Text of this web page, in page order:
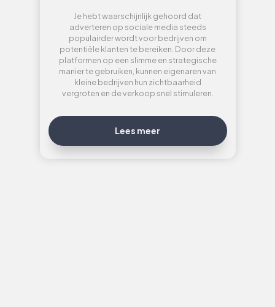
Je hebt waarschijnlijk gehoord dat
adverteren op sociale media steeds
populairder wordt voor bedrijven om
potentiële klanten te bereiken. Door deze
platformen op een slimme en strategische
manier te gebruiken, kunnen eigenaren van
kleine bedrijven hun zichtbaarheid
vergroten en de verkoop snel stimuleren.
Lees meer